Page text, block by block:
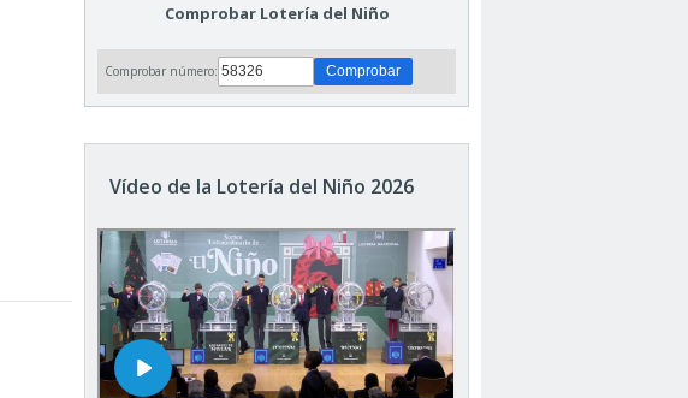
Comprobar Lotería del Niño
Comprobar número:
Vídeo de la Lotería del Niño 2026